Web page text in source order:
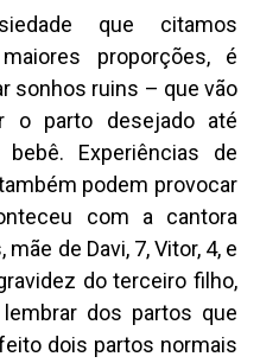
que citamos
proporções, é
sonhos ruins – que vão
o parto desejado até
Experiências de
podem provocar
com a cantora
de Davi, 7, Vitor, 4, e
do terceiro filho,
dos partos que
dois partos normais